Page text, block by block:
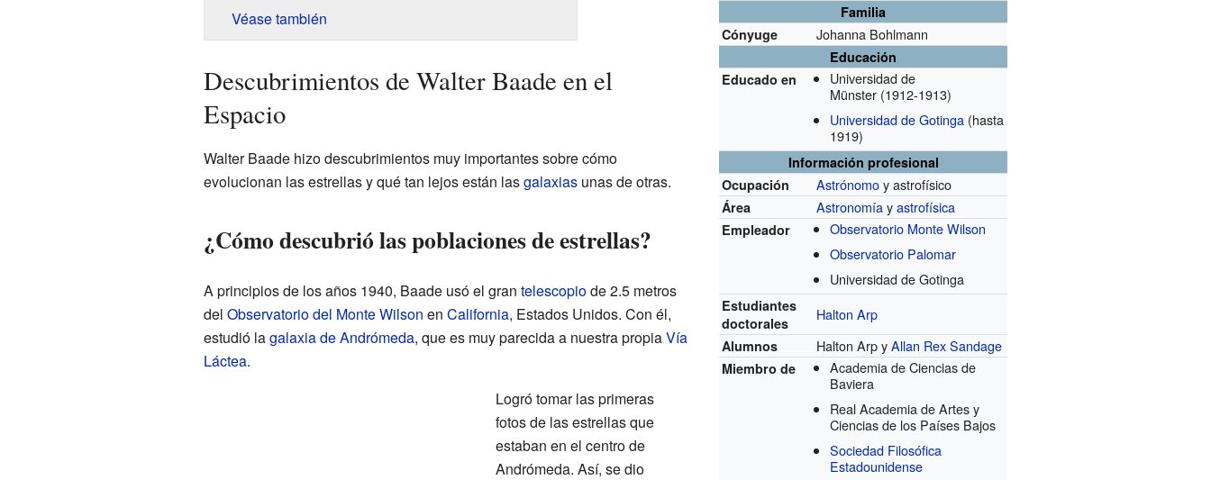
Familia
Cónyuge
Johanna Bohlmann
Educación
Educado en
Universidad de
Münster (1912-1913)
Universidad de Gotinga (hasta
1919)
Información profesional
Ocupación
Astrónomoy astrofísico
Área Astronomíayastrofísica
Empleador
Observatorio Monte Wilson
Observatorio Palomar
Universidad de Gotinga
Estudiantes
doctorales
Halton Arp
Alumnos Halton Arp yAllan Rex Sandage
Miembro de
Academia de Ciencias de
Baviera
Real Academia de Artes y
Ciencias de los Países Bajos
Sociedad Filosófica
Estadounidense
Véase también
Descubrimientos de Walter Baade en el
Espacio
Walter Baade hizo descubrimientos muy importantes sobre cómo
evolucionan las estrellas y qué tan lejos están lasgalaxiasunas de otras.
¿Cómo descubrió las poblaciones de estrellas?
A principios de los años 1940, Baade usó el gran telescopiode 2.5 metros
del Observatorio del Monte Wilson en California, Estados Unidos. Con él,
estudió lagalaxia de Andrómeda, que es muy parecida a nuestra propiaVía
Láctea.
Logró tomar las primeras
fotos de las estrellas que
estaban en el centro de
Andrómeda. Así, se dio